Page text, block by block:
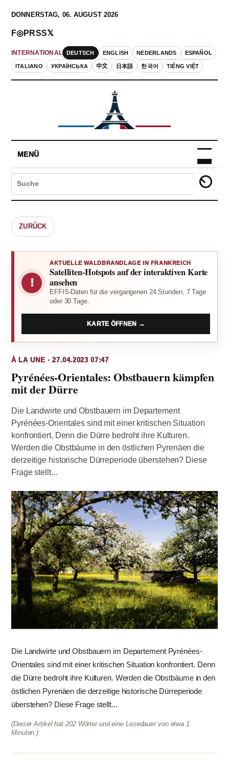
DONNERSTAG, 06. AUGUST 2026
INTERNATIONAL DEUTSCH ENGLISH NEDERLANDS ESPAÑOL
ITALIANO УКРАЇНСЬКА 中文 日本語 한국어 TIẾNG VIỆT
F◎PRSS𝕏
MENÜ
ZURÜCK
!
AKTUELLE WALDBRANDLAGE IN FRANKREICH
Satelliten-Hotspots auf der interaktiven Karte
ansehen
EFFIS-Daten für die vergangenen 24 Stunden, 7 Tage
oder 30 Tage.
KARTE ÖFFNEN →
À LA UNE · 27.04.2023 07:47
Pyrénées-Orientales: Obstbauern kämpfen
mit der Dürre
Die Landwirte und Obstbauern im Departement
Pyrénées-Orientales sind mit einer kritischen Situation
konfrontiert. Denn die Dürre bedroht ihre Kulturen.
Werden die Obstbäume in den östlichen Pyrenäen die
derzeitige historische Dürreperiode überstehen? Diese
Frage stellt...
Die Landwirte und Obstbauern im Departement Pyrénées-
Orientales sind mit einer kritischen Situation konfrontiert. Denn
die Dürre bedroht ihre Kulturen. Werden die Obstbäume in den
östlichen Pyrenäen die derzeitige historische Dürreperiode
überstehen? Diese Frage stellt...
(Dieser Artikel hat 202 Wörter und eine Lesedauer von etwa 1
Minuten.)